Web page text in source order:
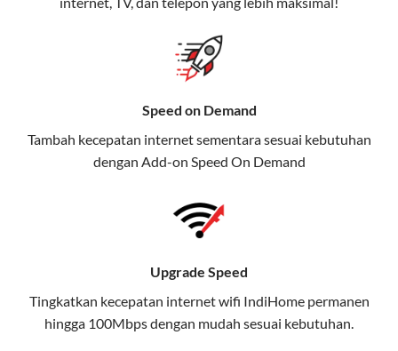
Selain Paket IndiHome yang
TV, dan telepon rumah, Telkomsel
juga menghadirkan Telkomsel
One, sebuah solusi lengkap untuk
kebutuhan digital Anda.
Telkomsel One menggabungkan
komunikasi dalam satu paket
praktis.
Speed on Demand
Tambah kecepatan internet sementara sesuai kebutuhan
dengan Add-on Speed On Demand
Upgrade Speed
Tingkatkan kecepatan internet wifi IndiHome permanen
hingga 100Mbps dengan mudah sesuai kebutuhan.